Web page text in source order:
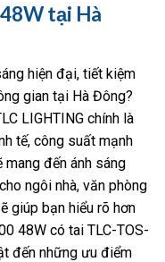
tại Hà
hiện đại, tiết kiệm
gian tại Hà Đông?
LIGHTING chính là
tế, công suất mạnh
đến ánh sáng
ngôi nhà, văn phòng
giúp bạn hiểu rõ hơn
48W có tai TLC-TOS-
đến những ưu điểm